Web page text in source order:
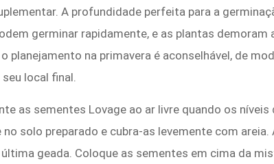
A profundidade perfeita para a
germinar rapidamente, e as plantas demoram
planejamento na primavera é aconselhável, de
local final.
as sementes Lovage ao ar livre quando os
no solo preparado e cubra-as levemente com
geada. Coloque as sementes em cima da